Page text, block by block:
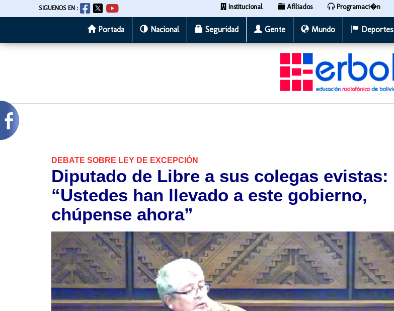
al
SIGUENOS EN : Institucional Afiliados Programaci�n
Portada Nacional Seguridad Gente Mundo Deportes
DEBATE SOBRE LEY DE EXCEPCIÓN
Diputado de Libre a sus colegas evistas:
“Ustedes han llevado a este gobierno,
chúpense ahora”